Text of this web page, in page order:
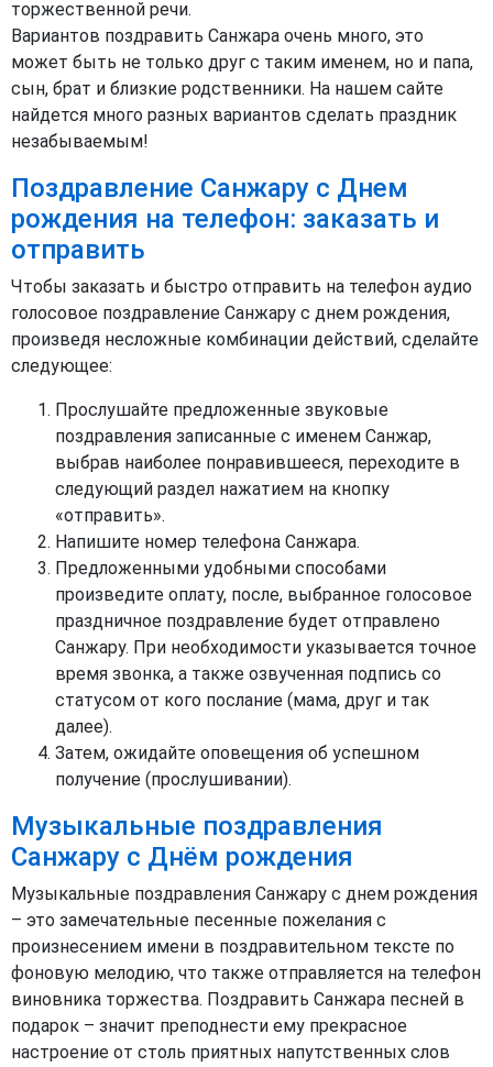
торжественной речи.
Вариантов поздравить Санжара очень много, это
может быть не только друг с таким именем, но и папа,
сын, брат и близкие родственники. На нашем сайте
найдется много разных вариантов сделать праздник
незабываемым!
Поздравление Санжару с Днем
рождения на телефон: заказать и
отправить
Чтобы заказать и быстро отправить на телефон аудио
голосовое поздравление Санжару с днем рождения,
произведя несложные комбинации действий, сделайте
следующее:
Прослушайте предложенные звуковые
поздравления записанные с именем Санжар,
выбрав наиболее понравившееся, переходите в
следующий раздел нажатием на кнопку
«отправить».
Напишите номер телефона Санжара.
Предложенными удобными способами
произведите оплату, после, выбранное голосовое
праздничное поздравление будет отправлено
Санжару. При необходимости указывается точное
время звонка, а также озвученная подпись со
статусом от кого послание (мама, друг и так
далее).
Затем, ожидайте оповещения об успешном
получение (прослушивании).
Музыкальные поздравления
Санжару с Днём рождения
Музыкальные поздравления Санжару с днем рождения
– это замечательные песенные пожелания с
произнесением имени в поздравительном тексте по
фоновую мелодию, что также отправляется на телефон
виновника торжества. Поздравить Санжара песней в
подарок – значит преподнести ему прекрасное
настроение от столь приятных напутственных слов